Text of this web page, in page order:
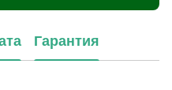
Гарантия